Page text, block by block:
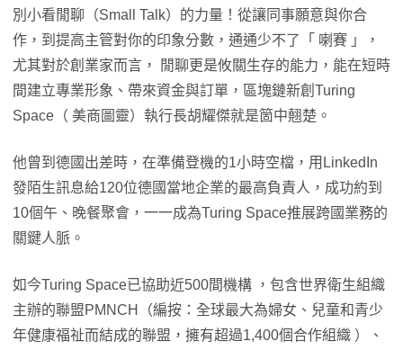
別小看閒聊（Small Talk）的力量！從讓同事願意與你合
作，到提高主管對你的印象分數，通通少不了「 喇賽 」，
尤其對於創業家而言， 閒聊更是攸關生存的能力，能在短時
間建立專業形象、帶來資金與訂單，區塊鏈新創Turing
Space（ 美商圖靈）執行長胡耀傑就是箇中翹楚。
他曾到德國出差時，在準備登機的1小時空檔，用LinkedIn
發陌生訊息給120位德國當地企業的最高負責人，成功約到
10個午、晚餐聚會，一一成為Turing Space推展跨國業務的
關鍵人脈。
如今Turing Space已協助近500間機構 ，包含世界衛生組織
主辦的聯盟PMNCH（編按：全球最大為婦女、兒童和青少
年健康福祉而結成的聯盟，擁有超過1,400個合作組織 ）、